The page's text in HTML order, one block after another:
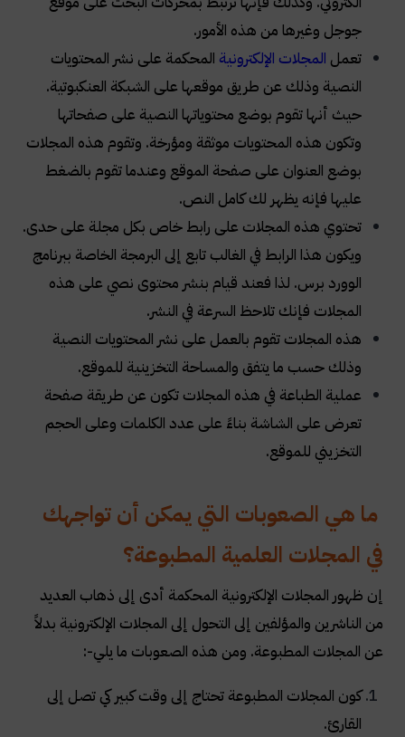
جوجل وغيرها من هذه الأمور.
تعمل المجلات الإلكترونية المحكمة على نشر المحتويات
النصية وذلك عن طريق موقعها على الشبكة العنكبوتية.
حيث أنها تقوم بوضع محتوياتها النصية على صفحاتها
وتكون هذه المحتويات موثقة ومؤرخة. وتقوم هذه المجلات
بوضع العنوان على صفحة الموقع وعندما تقوم بالضغط
عليها فإنه يظهر لك كامل النص.
تحتوي هذه المجلات على رابط خاص بكل مجلة على حدى.
ويكون هذا الرابط في الغالب تابع إلى البرمجة الخاصة ببرنامج
الوورد برس. لذا فعند قيام بنشر محتوى نصي على هذه
المجلات فإنك تلاحظ السرعة في النشر.
هذه المجلات تقوم بالعمل على نشر المحتويات النصية
وذلك حسب ما يتفق والمساحة التخزينية للموقع.
عملية الطباعة في هذه المجلات تكون عن طريقة صفحة
تعرض على الشاشة بناءً على عدد الكلمات وعلى الحجم
التخزيني للموقع.
ما هي الصعوبات التي يمكن أن تواجهك
في المجلات العلمية المطبوعة؟
إن ظهور المجلات الإلكترونية المحكمة أدى إلى ذهاب العديد
من الناشرين والمؤلفين إلى التحول إلى المجلات الإلكترونية بدلاً
عن المجلات المطبوعة. ومن هذه الصعوبات ما يلي:-
كون المجلات المطبوعة تحتاج إلى وقت كبير كي تصل إلى
القارئ.